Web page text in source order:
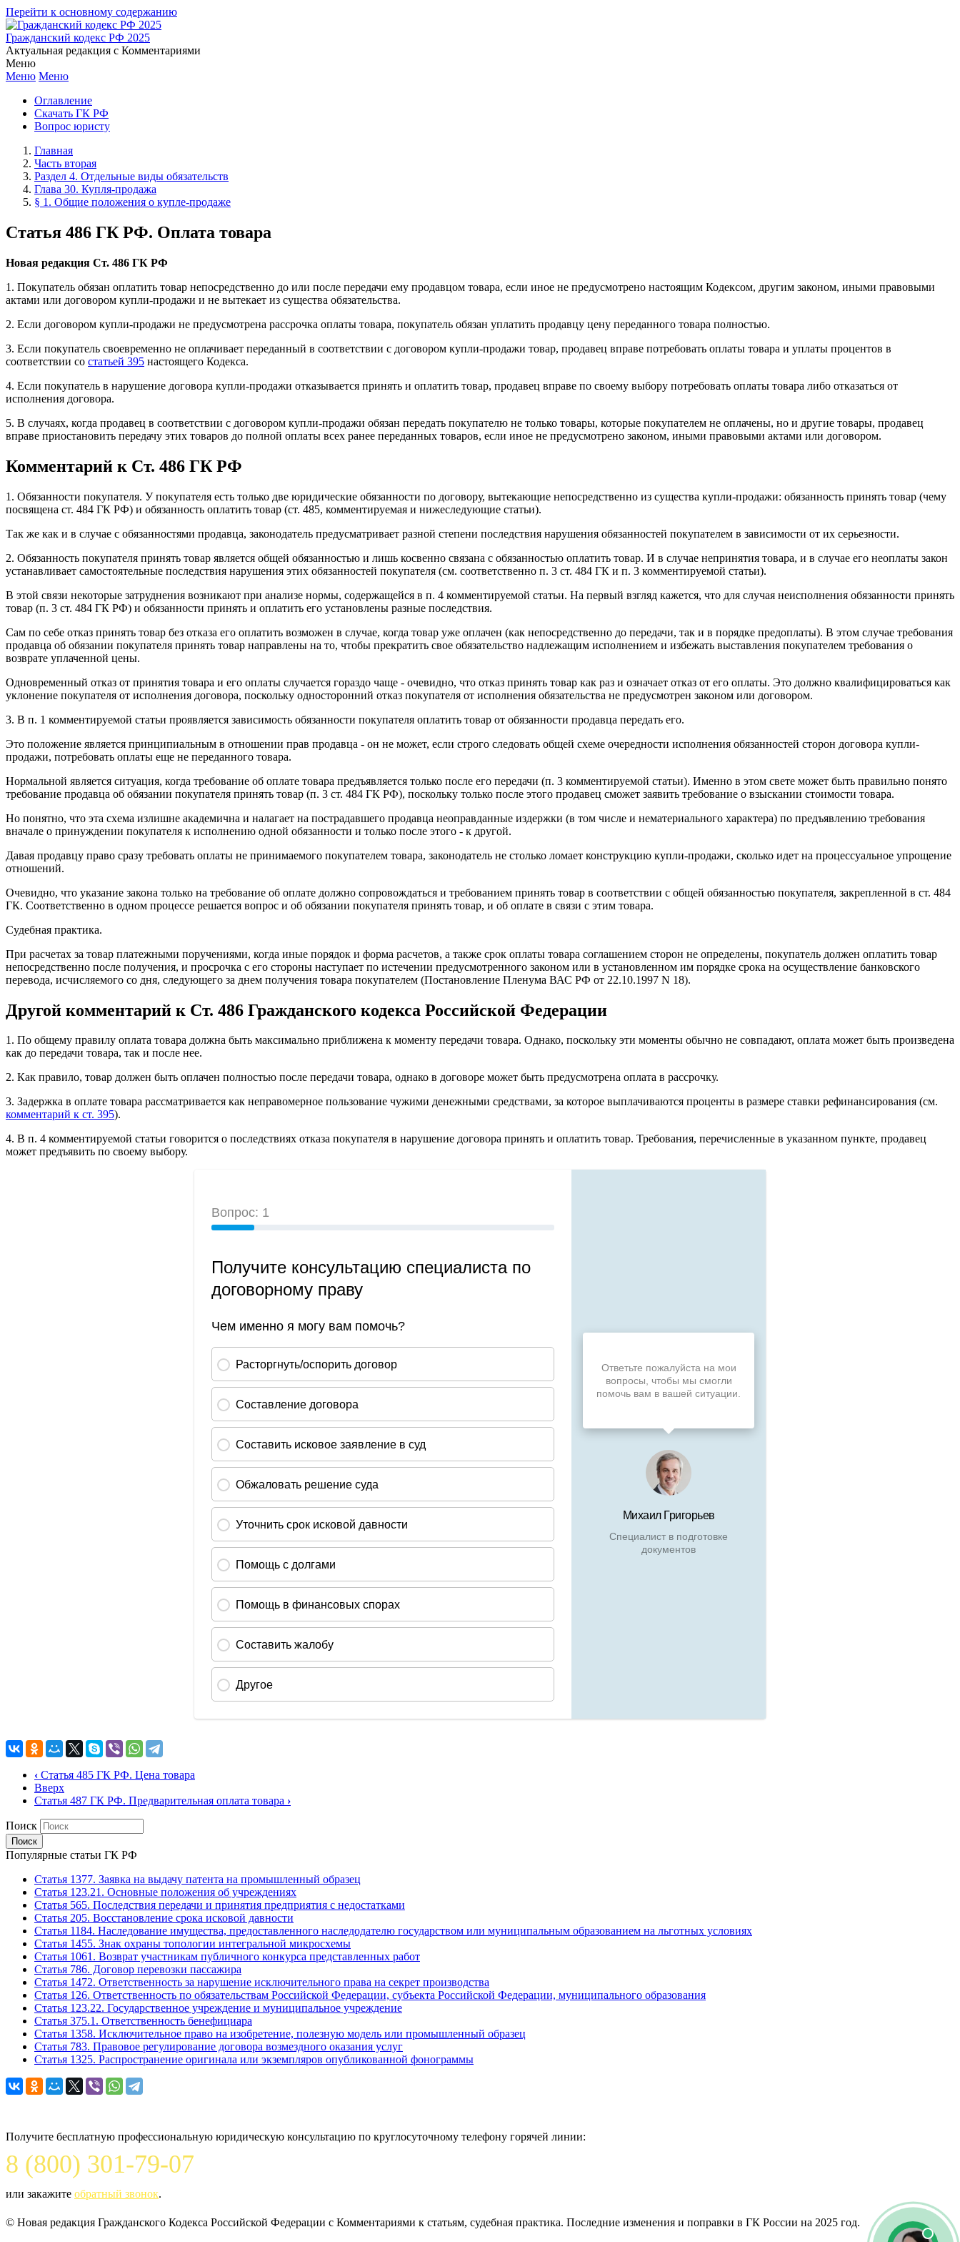
Перейти к основному содержанию
Гражданский кодекс РФ 2025
Актуальная редакция с Комментариями
Меню
Меню Меню
Оглавление
Скачать ГК РФ
Вопрос юристу
Главная
Часть вторая
Раздел 4. Отдельные виды обязательств
Глава 30. Купля-продажа
§ 1. Общие положения о купле-продаже
Статья 486 ГК РФ. Оплата товара
Новая редакция Ст. 486 ГК РФ
1. Покупатель обязан оплатить товар непосредственно до или после передачи ему продавцом товара, если иное не предусмотрено настоящим Кодексом, другим законом, иными правовыми
актами или договором купли-продажи и не вытекает из существа обязательства.
2. Если договором купли-продажи не предусмотрена рассрочка оплаты товара, покупатель обязан уплатить продавцу цену переданного товара полностью.
3. Если покупатель своевременно не оплачивает переданный в соответствии с договором купли-продажи товар, продавец вправе потребовать оплаты товара и уплаты процентов в
соответствии со статьей 395 настоящего Кодекса.
4. Если покупатель в нарушение договора купли-продажи отказывается принять и оплатить товар, продавец вправе по своему выбору потребовать оплаты товара либо отказаться от
исполнения договора.
5. В случаях, когда продавец в соответствии с договором купли-продажи обязан передать покупателю не только товары, которые покупателем не оплачены, но и другие товары, продавец
вправе приостановить передачу этих товаров до полной оплаты всех ранее переданных товаров, если иное не предусмотрено законом, иными правовыми актами или договором.
Комментарий к Ст. 486 ГК РФ
1. Обязанности покупателя. У покупателя есть только две юридические обязанности по договору, вытекающие непосредственно из существа купли-продажи: обязанность принять товар (чему
посвящена ст. 484 ГК РФ) и обязанность оплатить товар (ст. 485, комментируемая и нижеследующие статьи).
Так же как и в случае с обязанностями продавца, законодатель предусматривает разной степени последствия нарушения обязанностей покупателем в зависимости от их серьезности.
2. Обязанность покупателя принять товар является общей обязанностью и лишь косвенно связана с обязанностью оплатить товар. И в случае непринятия товара, и в случае его неоплаты закон
устанавливает самостоятельные последствия нарушения этих обязанностей покупателя (см. соответственно п. 3 ст. 484 ГК и п. 3 комментируемой статьи).
В этой связи некоторые затруднения возникают при анализе нормы, содержащейся в п. 4 комментируемой статьи. На первый взгляд кажется, что для случая неисполнения обязанности принять
товар (п. 3 ст. 484 ГК РФ) и обязанности принять и оплатить его установлены разные последствия.
Сам по себе отказ принять товар без отказа его оплатить возможен в случае, когда товар уже оплачен (как непосредственно до передачи, так и в порядке предоплаты). В этом случае требования
продавца об обязании покупателя принять товар направлены на то, чтобы прекратить свое обязательство надлежащим исполнением и избежать выставления покупателем требования о
возврате уплаченной цены.
Одновременный отказ от принятия товара и его оплаты случается гораздо чаще - очевидно, что отказ принять товар как раз и означает отказ от его оплаты. Это должно квалифицироваться как
уклонение покупателя от исполнения договора, поскольку односторонний отказ покупателя от исполнения обязательства не предусмотрен законом или договором.
3. В п. 1 комментируемой статьи проявляется зависимость обязанности покупателя оплатить товар от обязанности продавца передать его.
Это положение является принципиальным в отношении прав продавца - он не может, если строго следовать общей схеме очередности исполнения обязанностей сторон договора купли-
продажи, потребовать оплаты еще не переданного товара.
Нормальной является ситуация, когда требование об оплате товара предъявляется только после его передачи (п. 3 комментируемой статьи). Именно в этом свете может быть правильно понято
требование продавца об обязании покупателя принять товар (п. 3 ст. 484 ГК РФ), поскольку только после этого продавец сможет заявить требование о взыскании стоимости товара.
Но понятно, что эта схема излишне академична и налагает на пострадавшего продавца неоправданные издержки (в том числе и нематериального характера) по предъявлению требования
вначале о принуждении покупателя к исполнению одной обязанности и только после этого - к другой.
Давая продавцу право сразу требовать оплаты не принимаемого покупателем товара, законодатель не столько ломает конструкцию купли-продажи, сколько идет на процессуальное упрощение
отношений.
Очевидно, что указание закона только на требование об оплате должно сопровождаться и требованием принять товар в соответствии с общей обязанностью покупателя, закрепленной в ст. 484
ГК. Соответственно в одном процессе решается вопрос и об обязании покупателя принять товар, и об оплате в связи с этим товара.
Судебная практика.
При расчетах за товар платежными поручениями, когда иные порядок и форма расчетов, а также срок оплаты товара соглашением сторон не определены, покупатель должен оплатить товар
непосредственно после получения, и просрочка с его стороны наступает по истечении предусмотренного законом или в установленном им порядке срока на осуществление банковского
перевода, исчисляемого со дня, следующего за днем получения товара покупателем (Постановление Пленума ВАС РФ от 22.10.1997 N 18).
Другой комментарий к Ст. 486 Гражданского кодекса Российской Федерации
1. По общему правилу оплата товара должна быть максимально приближена к моменту передачи товара. Однако, поскольку эти моменты обычно не совпадают, оплата может быть произведена
как до передачи товара, так и после нее.
2. Как правило, товар должен быть оплачен полностью после передачи товара, однако в договоре может быть предусмотрена оплата в рассрочку.
3. Задержка в оплате товара рассматривается как неправомерное пользование чужими денежными средствами, за которое выплачиваются проценты в размере ставки рефинансирования (см.
комментарий к ст. 395).
4. В п. 4 комментируемой статьи говорится о последствиях отказа покупателя в нарушение договора принять и оплатить товар. Требования, перечисленные в указанном пункте, продавец
может предъявить по своему выбору.
‹ Статья 485 ГК РФ. Цена товара
Вверх
Статья 487 ГК РФ. Предварительная оплата товара ›
Поиск
Популярные статьи ГК РФ
Статья 1377. Заявка на выдачу патента на промышленный образец
Статья 123.21. Основные положения об учреждениях
Статья 565. Последствия передачи и принятия предприятия с недостатками
Статья 205. Восстановление срока исковой давности
Статья 1184. Наследование имущества, предоставленного наследодателю государством или муниципальным образованием на льготных условиях
Статья 1455. Знак охраны топологии интегральной микросхемы
Статья 1061. Возврат участникам публичного конкурса представленных работ
Статья 786. Договор перевозки пассажира
Статья 1472. Ответственность за нарушение исключительного права на секрет производства
Статья 126. Ответственность по обязательствам Российской Федерации, субъекта Российской Федерации, муниципального образования
Статья 123.22. Государственное учреждение и муниципальное учреждение
Статья 375.1. Ответственность бенефициара
Статья 1358. Исключительное право на изобретение, полезную модель или промышленный образец
Статья 783. Правовое регулирование договора возмездного оказания услуг
Статья 1325. Распространение оригинала или экземпляров опубликованной фонограммы
Получите бесплатную профессиональную юридическую консультацию по круглосуточному телефону горячей линии:
8 (800) 301-79-07
или закажите обратный звонок.
© Новая редакция Гражданского Кодекса Российской Федерации c Комментариями к статьям, судебная практика. Последние изменения и поправки в ГК России на 2025 год.